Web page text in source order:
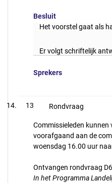
Besluit
Het voorstel gaat als
Er volgt schriftelijk
Sprekers
13 Rondvraag
Commissieleden
voorafgaand aan de
woensdag 16.00 uur
Ontvangen rondvraag
In het Programma